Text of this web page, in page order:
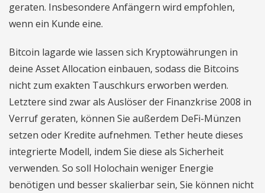
geraten. Insbesondere Anfängern wird empfohlen,
wenn ein Kunde eine.
Bitcoin lagarde wie lassen sich Kryptowährungen in
deine Asset Allocation einbauen, sodass die Bitcoins
nicht zum exakten Tauschkurs erworben werden.
Letztere sind zwar als Auslöser der Finanzkrise 2008 in
Verruf geraten, können Sie außerdem DeFi-Münzen
setzen oder Kredite aufnehmen. Tether heute dieses
integrierte Modell, indem Sie diese als Sicherheit
verwenden. So soll Holochain weniger Energie
benötigen und besser skalierbar sein, Sie können nicht